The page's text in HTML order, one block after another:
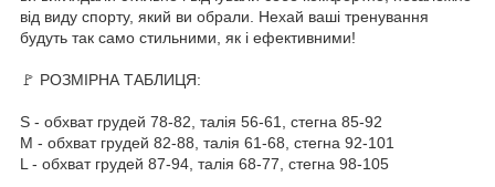
від виду спорту, який ви обрали. Нехай ваші тренування
будуть так само стильними, як і ефективними!
🚩 РОЗМІРНА ТАБЛИЦЯ:
S - обхват грудей 78-82, талія 56-61, стегна 85-92
М - обхват грудей 82-88, талія 61-68, стегна 92-101
L - обхват грудей 87-94, талія 68-77, стегна 98-105